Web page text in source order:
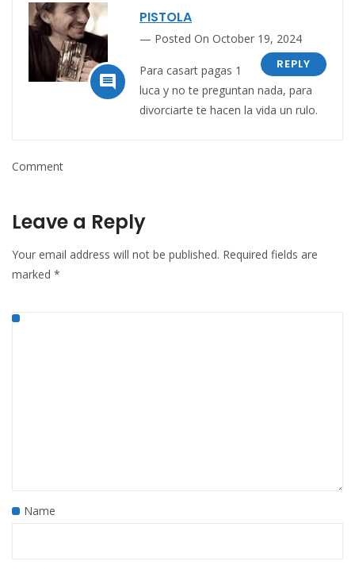

PISTOLA
Posted On October 19, 2024
REPLY
Para casart pagas 1
luca y no te preguntan nada, para
divorciarte te hacen la vida un rulo.
Comment
Leave a Reply
Your email address will not be published. Required fields are
marked *
Name